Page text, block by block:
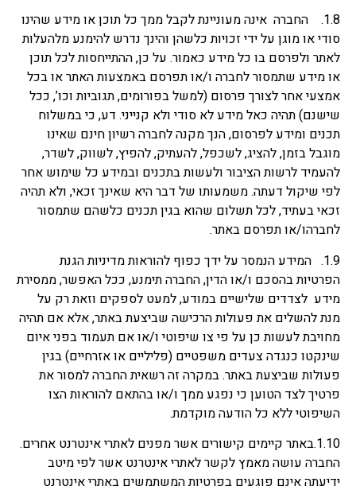
1.8. החברה אינה מעוניינת לקבל ממך כל תוכן או מידע שהינו
סודי או מוגן על ידי זכויות כלשהן והינך נדרש להימנע מלהעלות
לאתר ולפרסם בו כל מידע כאמור. על כן, ההתייחסות לכל תוכן
או מידע שתמסור לחברה ו/או תפרסם באמצעות האתר או בכל
אמצעי אחר לצורך פרסום (למשל בפורומים, תגוביות וכו’, ככל
שישנם) תהיה כאל מידע לא סודי ולא קנייני. דע, כי במשלוח
תכנים ומידע לפרסום, הנך מקנה לחברה רשיון חינם שאינו
מוגבל בזמן, להציג, לשכפל, להעתיק, להפיץ, לשווק, לשדר,
להעמיד לרשות הציבור ולעשות בתכנים ובמידע כל שימוש אחר
לפי שיקול דעתה. משמעותו של דבר היא שאינך זכאי, ולא תהיה
זכאי בעתיד, לכל תשלום שהוא בגין תכנים כלשהם שתמסור
לחברהו/או תפרסם באתר.
1.9. המידע הנמסר על ידך כפוף להוראות מדיניות הגנת
הפרטיות בהסכם ו/או הדין, החברה תימנע, ככל האפשר, ממסירת
מידע לצדדים שלישיים במודע, למעט לספקים וזאת רק על
מנת להשלים את פעולות הרכישה שביצעת באתר, אלא אם תהיה
מחויבת לעשות כן על פי צו שיפוטי ו/או אם תעמוד בפני איום
שינקטו כנגדה צעדים משפטיים (פליליים או אזרחיים) בגין
פעולות שביצעת באתר. במקרה זה רשאית החברה למסור את
פרטיך לצד הטוען כי נפגע ממך ו/או בהתאם להוראות הצו
השיפוטי ללא כל הודעה מוקדמת.
1.10.באתר קיימים קישורים אשר מפנים לאתרי אינטרנט אחרים.
החברה עושה מאמץ לקשר לאתרי אינטרנט אשר לפי מיטב
ידיעתה אינם פוגעים בפרטיות המשתמשים באתרי אינטרנט